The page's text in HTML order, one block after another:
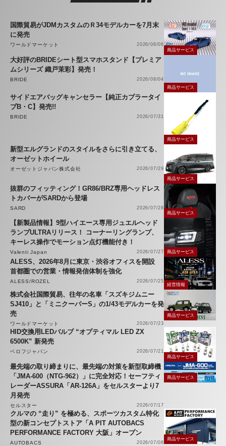
国際貿易がJDMカスタムのＲ34モデルカーを7月末
に発売
ワールドマーケット
2026/08/06
商品サービス
大好評のBRIDEシート型スマホスタンド【プレミア
ムシリーズ 織戸茉彩】発売！
BRIDE
2026/08/04
商品サービス
サイドエアバッグキャンセラー【純正カプラータイ
プB・C】発売!!
BRIDE 2026/07/31
商品サービス
新型エルグランドのスタイルをさらに引き立てる、
オーゼットホイール
オーゼットジャパン株式会社
2026/07/29
商品サービス
抜群のフィッティング！GR86/BRZ専用ヘッドレス
トカバーがSARDから登場
SARD
2026/07/28
商品サービス
【新製品情報】9型ハイエース専用ジュエルヘッド
ランプULTRAリリース！ コーナーリングランプ、
キーレス操作でモーション点灯機能付き！
Valenti Japan 2026/07/27 商品サービス
ALESS、2026年8月に東京・渋谷オフィスを開設
首都圏での営業・情報発信体制を強化
ALESS/ROZEL 2026/07/25
経営情報
株式会社国際貿易、往年の名車「スズキジムニー
SJ410」と「ミニクーパーS」の1/43モデルカーを発
売
ワールドマーケット 2026/07/23
商品サービス
HID交換用LEDバルブ “オプティマル LED ZX
6500K” 新発売
ベロフジャパン
2026/07/21
商品サービス
最先端の取り締まりに、最先端の対策を新型取締機
「JMA-600（NTG-962）」に完全対応！セーフティ
レーダーASSURA「AR-126A」をセルスターより7
月発売
セルスター 2026/07/17
商品サービス
クルマの “走り” を極める、スポーツカスタム特化
型の新コンセプトストア「A PIT AUTOBACS
PERFORMANCE FACTORY 大阪」オープン
AUTOBACS 2026/07/08
商品サービス